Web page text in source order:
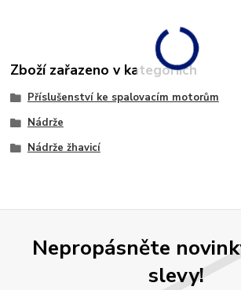
Zboží zařazeno v kategoriích
Příslušenství ke spalovacím motorům
Nádrže
Nádrže žhavicí
Nepropásněte
slevy!